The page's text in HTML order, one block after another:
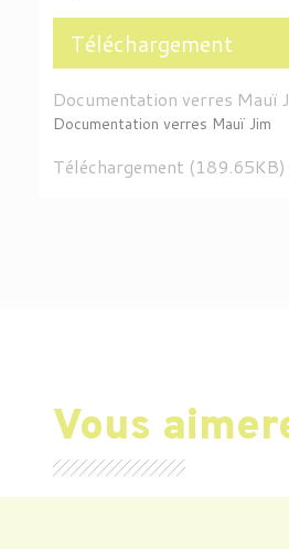
Téléchargement
Documentation verres Mauï
Documentation verres Mauï Jim
Téléchargement (189.65KB)
Vous